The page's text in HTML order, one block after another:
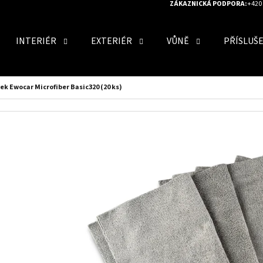
ZÁKAZNICKÁ PODPORA:+420
INTERIÉR EXTERIÉR VŮNĚ
Ewocar Microfiber Basic320 (20 ks)
POTŘEBUJETE NAJÍT?